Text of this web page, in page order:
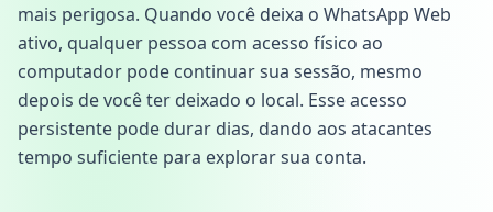
mais perigosa. Quando você deixa o WhatsApp Web
ativo, qualquer pessoa com acesso físico ao
computador pode continuar sua sessão, mesmo
depois de você ter deixado o local. Esse acesso
persistente pode durar dias, dando aos atacantes
tempo suficiente para explorar sua conta.